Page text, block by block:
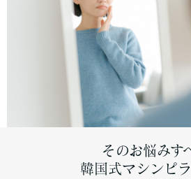
そのお悩みす
韓国式マシンピ